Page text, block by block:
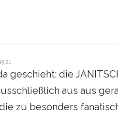
geschieht: die
aus aus
zu besonders